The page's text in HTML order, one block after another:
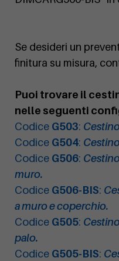
Se desideri un
finitura su misura,
Puoi trovare il
nelle seguenti
Codice G503:
Codice G504:
Codice G506:
muro.
Codice G506-BIS:
a muro e coperchio.
Codice G505:
palo.
Codice G505-BIS: